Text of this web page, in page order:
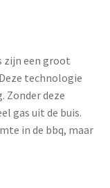
zijn een groot
technologie
Zonder deze
gas uit de buis.
in de bbq, maar